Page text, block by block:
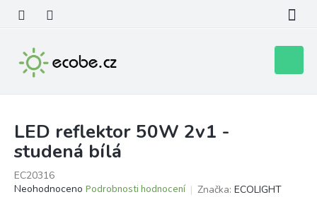
obsah
košík
LED reflektor 50W 2v1 -
studená bílá
EC20316
Průměrné
Neohodnoceno Podrobnosti hodnocení Značka: ECOLIGHT